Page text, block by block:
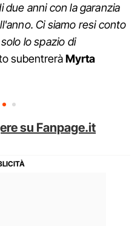
due anni con la garanzia
Ci siamo resi conto
lo spazio di
subentreràMyrta
su Fanpage.it